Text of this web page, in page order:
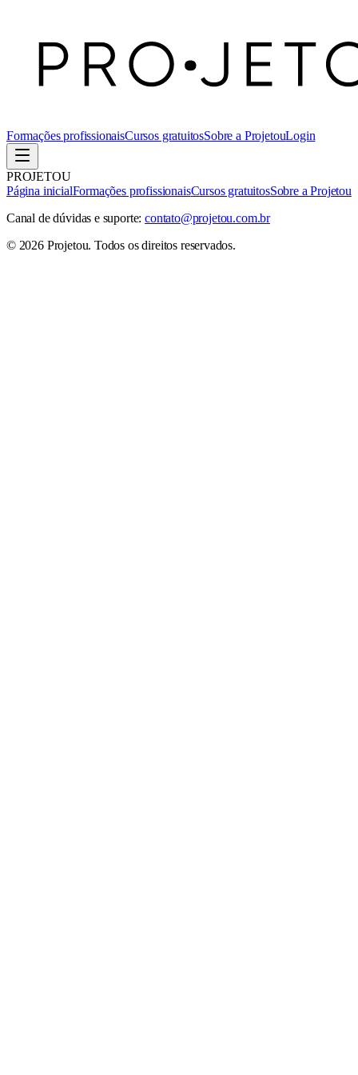
Formações profissionaisCursos gratuitosSobre a ProjetouLogin
PROJETOU
Página inicialFormações profissionaisCursos gratuitosSobre a Projetou
Canal de dúvidas e suporte: contato@projetou.com.br
© 2026 Projetou. Todos os direitos reservados.